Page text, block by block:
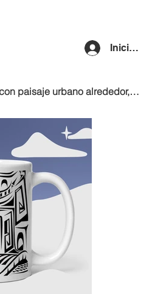
Iniciar
Taza blanca de diseño con paisaje urbano alrededor, diseño de dibujo lineal